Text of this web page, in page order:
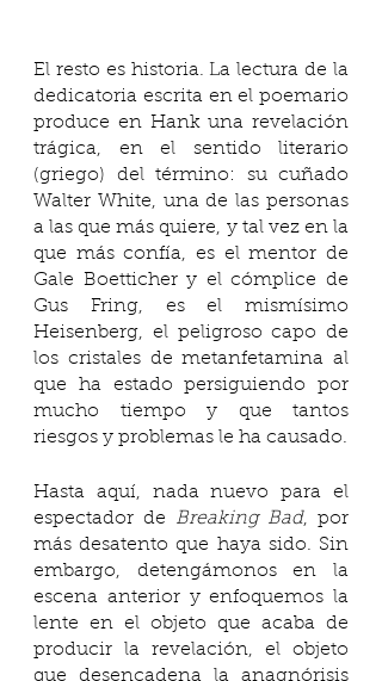
El resto es historia. La lectura de la
dedicatoria escrita en el poemario
produce en Hank una revelación
trágica, en el sentido literario
(griego) del término: su cuñado
Walter White, una de las personas
a las que más quiere, y tal vez en la
que más confía, es el mentor de
Gale Boetticher y el cómplice de
Gus Fring, es el mismísimo
Heisenberg, el peligroso capo de
los cristales de metanfetamina al
que ha estado persiguiendo por
mucho tiempo y que tantos
riesgos y problemas le ha causado.
Hasta aquí, nada nuevo para el
espectador de Breaking Bad, por
más desatento que haya sido. Sin
embargo, detengámonos en la
escena anterior y enfoquemos la
lente en el objeto que acaba de
producir la revelación, el objeto
que desencadena la anagnórisis